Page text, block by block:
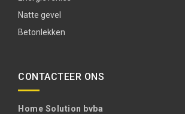
Natte gevel
Betonlekken
CONTACTEER ONS
Home Solution bvba